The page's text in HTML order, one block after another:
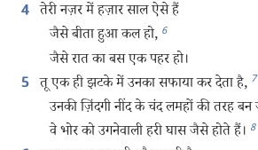
4 तेरी नज़र में हज़ार साल ऐसे हैं
जैसे बीता हुआ कल हो, 6
जैसे रात का बस एक पहर हो।
5 तू एक ही झटके में उनका सफाया कर देता है, 7
उनकी ज़िंदगी नींद के चंद लमहों की तरह बन
वे भोर को उगनेवाली हरी घास जैसे होते हैं। 8